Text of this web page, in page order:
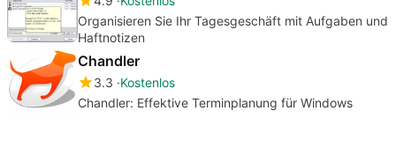
Organisieren Sie Ihr Tagesgeschäft mit Aufgaben und
Haftnotizen
Chandler
3.3 Kostenlos
Chandler: Effektive Terminplanung für Windows